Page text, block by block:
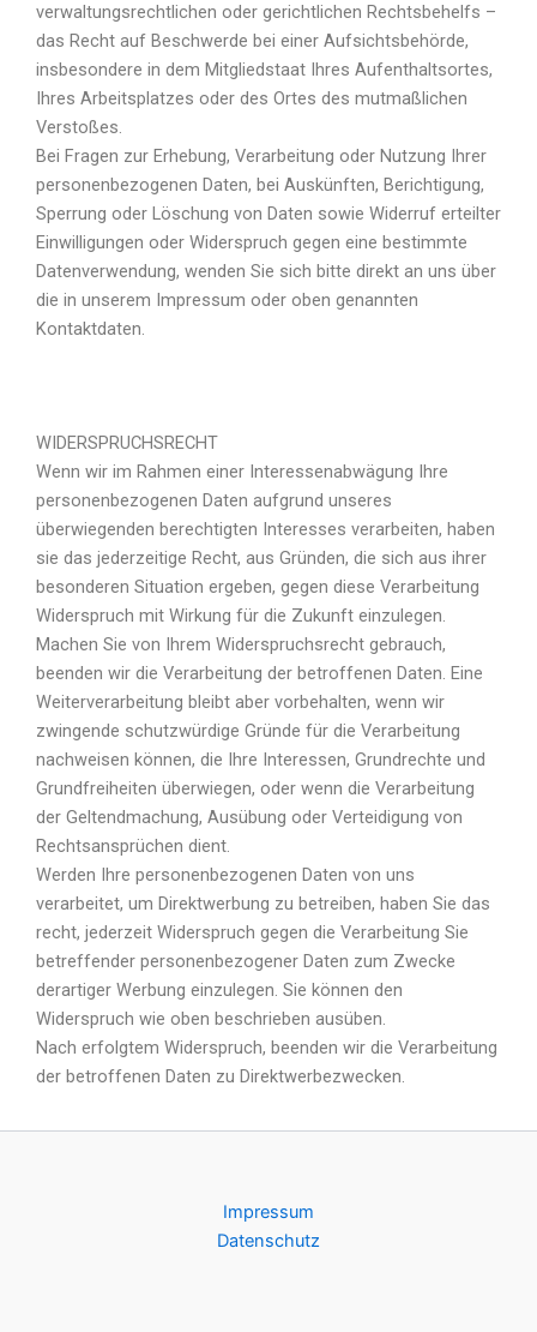
verwaltungsrechtlichen oder gerichtlichen Rechtsbehelfs –
das Recht auf Beschwerde bei einer Aufsichtsbehörde,
insbesondere in dem Mitgliedstaat Ihres Aufenthaltsortes,
Ihres Arbeitsplatzes oder des Ortes des mutmaßlichen
Verstoßes.
Bei Fragen zur Erhebung, Verarbeitung oder Nutzung Ihrer
personenbezogenen Daten, bei Auskünften, Berichtigung,
Sperrung oder Löschung von Daten sowie Widerruf erteilter
Einwilligungen oder Widerspruch gegen eine bestimmte
Datenverwendung, wenden Sie sich bitte direkt an uns über
die in unserem Impressum oder oben genannten
Kontaktdaten.
WIDERSPRUCHSRECHT
Wenn wir im Rahmen einer Interessenabwägung Ihre
personenbezogenen Daten aufgrund unseres
überwiegenden berechtigten Interesses verarbeiten, haben
sie das jederzeitige Recht, aus Gründen, die sich aus ihrer
besonderen Situation ergeben, gegen diese Verarbeitung
Widerspruch mit Wirkung für die Zukunft einzulegen.
Machen Sie von Ihrem Widerspruchsrecht gebrauch,
beenden wir die Verarbeitung der betroffenen Daten. Eine
Weiterverarbeitung bleibt aber vorbehalten, wenn wir
zwingende schutzwürdige Gründe für die Verarbeitung
nachweisen können, die Ihre Interessen, Grundrechte und
Grundfreiheiten überwiegen, oder wenn die Verarbeitung
der Geltendmachung, Ausübung oder Verteidigung von
Rechtsansprüchen dient.
Werden Ihre personenbezogenen Daten von uns
verarbeitet, um Direktwerbung zu betreiben, haben Sie das
recht, jederzeit Widerspruch gegen die Verarbeitung Sie
betreffender personenbezogener Daten zum Zwecke
derartiger Werbung einzulegen. Sie können den
Widerspruch wie oben beschrieben ausüben.
Nach erfolgtem Widerspruch, beenden wir die Verarbeitung
der betroffenen Daten zu Direktwerbezwecken.
Impressum
Datenschutz